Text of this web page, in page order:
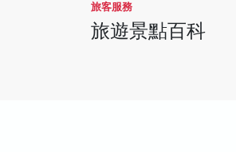
旅客服務
旅遊景點百科